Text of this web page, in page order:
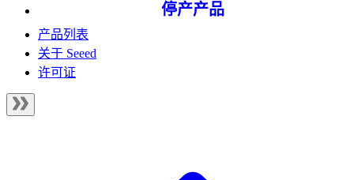
停产产品
产品列表
关于 Seeed
许可证